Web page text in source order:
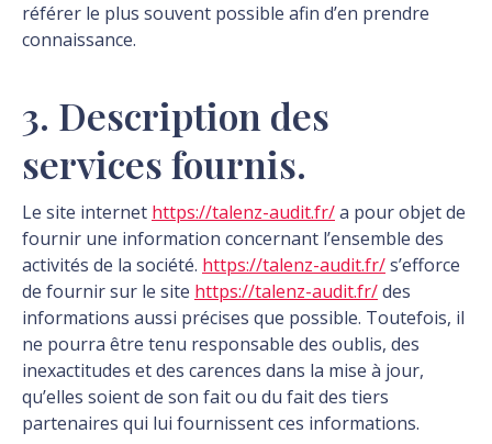
référer le plus souvent possible afin d’en prendre
connaissance.
3. Description des
services fournis.
Le site internet https://talenz-audit.fr/a pour objet de
fournir une information concernant l’ensemble des
activités de la société. https://talenz-audit.fr/s’efforce
de fournir sur le site https://talenz-audit.fr/des
informations aussi précises que possible. Toutefois, il
ne pourra être tenu responsable des oublis, des
inexactitudes et des carences dans la mise à jour,
qu’elles soient de son fait ou du fait des tiers
partenaires qui lui fournissent ces informations.